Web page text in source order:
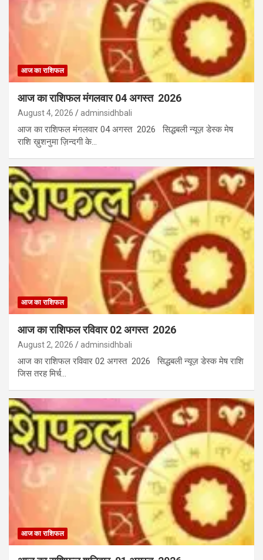
आज का राशिफल
आज का राशिफल मंगलवार 04 अगस्त 2026
August 4, 2026 adminsidhbali
आज का राशिफल मंगलवार 04 अगस्त 2026 सिद्धबली न्यूज़ डेस्क मेष
राशि ख़ुशनुमा ज़िन्दगी के…
आज का राशिफल
आज का राशिफल रविवार 02 अगस्त 2026
August 2, 2026 adminsidhbali
आज का राशिफल रविवार 02 अगस्त 2026 सिद्धबली न्यूज़ डेस्क मेष राशि
जिस तरह मिर्च…
आज का राशिफल